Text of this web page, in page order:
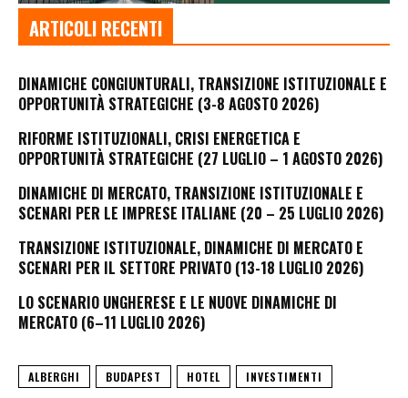
ARTICOLI RECENTI
DINAMICHE CONGIUNTURALI, TRANSIZIONE ISTITUZIONALE E
OPPORTUNITÀ STRATEGICHE (3-8 AGOSTO 2026)
RIFORME ISTITUZIONALI, CRISI ENERGETICA E
OPPORTUNITÀ STRATEGICHE (27 LUGLIO – 1 AGOSTO 2026)
DINAMICHE DI MERCATO, TRANSIZIONE ISTITUZIONALE E
SCENARI PER LE IMPRESE ITALIANE (20 – 25 LUGLIO 2026)
TRANSIZIONE ISTITUZIONALE, DINAMICHE DI MERCATO E
SCENARI PER IL SETTORE PRIVATO (13-18 LUGLIO 2026)
LO SCENARIO UNGHERESE E LE NUOVE DINAMICHE DI
MERCATO (6–11 LUGLIO 2026)
ALBERGHI BUDAPEST HOTEL INVESTIMENTI